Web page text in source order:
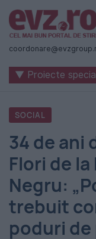
Știri
naționale
internaționale
România
-
Evenimentul
Zilei
▼ Proiecte
SOCIAL
34 de ani
Flori de
Negru:
trebuit
poduri de